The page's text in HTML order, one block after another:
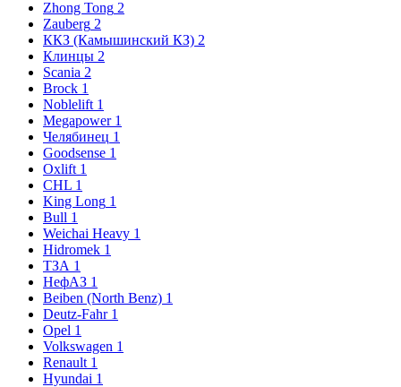
Zhong Tong 2
Zauberg 2
ККЗ (Камышинский КЗ) 2
Клинцы 2
Scania 2
Brock 1
Noblelift 1
Megapower 1
Челябинец 1
Goodsense 1
Oxlift 1
CHL 1
King Long 1
Bull 1
Weichai Heavy 1
Hidromek 1
ТЗА 1
НефАЗ 1
Beiben (North Benz) 1
Deutz-Fahr 1
Opel 1
Volkswagen 1
Renault 1
Hyundai 1